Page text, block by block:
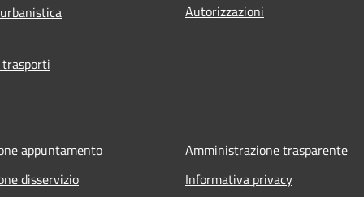
Autorizzazioni
appuntamento
disservizio
Amministrazione trasparente
Informativa privacy